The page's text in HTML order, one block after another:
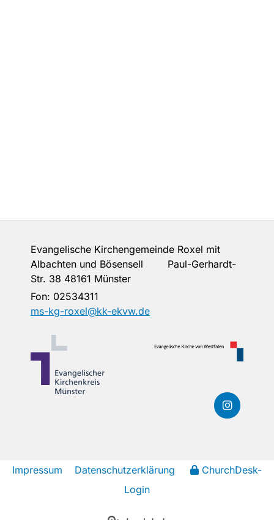
Evangelische Kirchengemeinde Roxel mit
Albachten und Bösensell Paul-Gerhardt-
Str. 38 48161 Münster
Fon: 02534311
ms-kg-roxel@kk-ekvw.de
Impressum Datenschutzerklärung
ChurchDesk-
Login